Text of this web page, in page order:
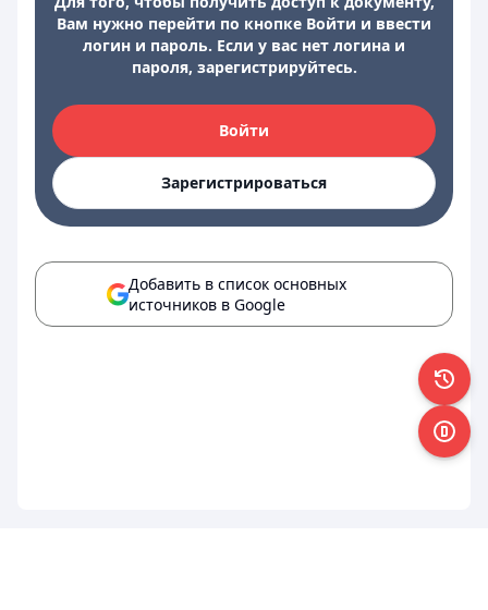
Вам нужно перейти по кнопке Войти и ввести
логин и пароль. Если у вас нет логина и
пароля, зарегистрируйтесь.
Войти
Зарегистрироваться
Добавить в список основных
источников в Google